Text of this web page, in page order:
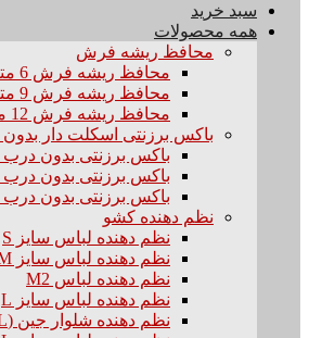
سبد خرید
همه محصولات
محافظ ریشه فرش
محافظ ریشه فرش 6 متری (یک جفت)
محافظ ریشه فرش 9 متری(یک جفت)
محافظ ریشه فرش 12 متری (یک جفت)
باکس برزنتی اسکلت دار
باکس برزنتی بدون
باکس برزنتی بدون
باکس برزنتی بدون
نظم دهنده کشو
نظم دهنده لباس سایز S
نظم دهنده لباس سایز M
نظم دهنده لباس M2
نظم دهنده لباس سایز L
نظم دهنده شلوار جین (mini XL)